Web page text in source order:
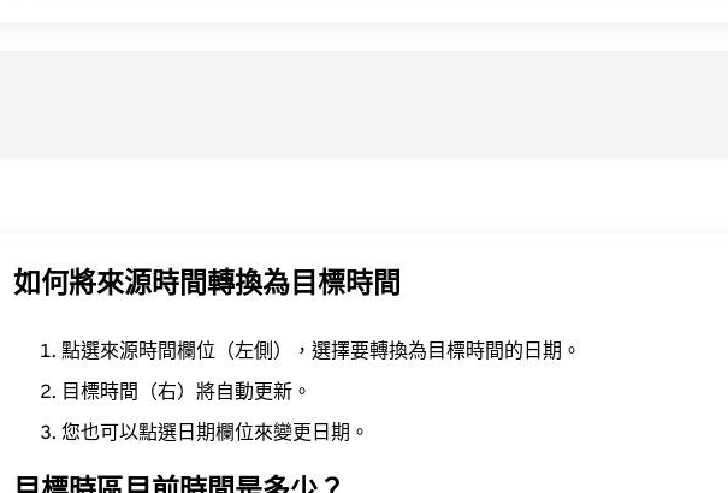
如何將來源時間轉換為目標時間
點選來源時間欄位（左側），選擇要轉換為目標時間的日期。
目標時間（右）將自動更新。
您也可以點選日期欄位來變更日期。